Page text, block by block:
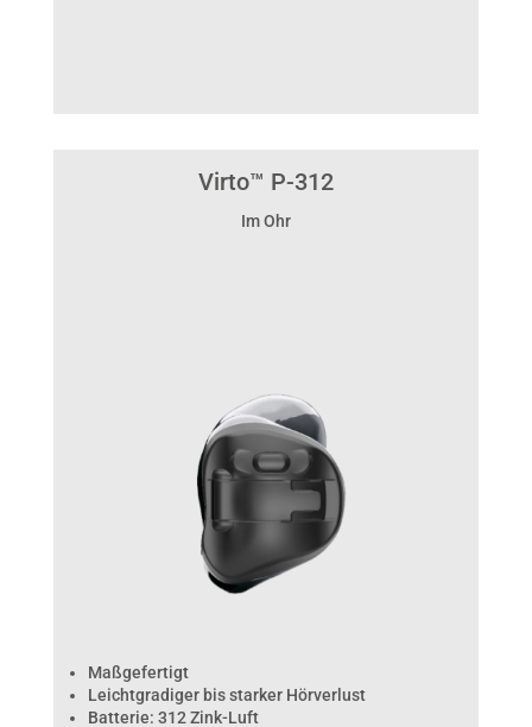
Virto™ P-312
Im Ohr
Maßgefertigt
Leichtgradiger bis starker Hörverlust
Batterie: 312 Zink-Luft